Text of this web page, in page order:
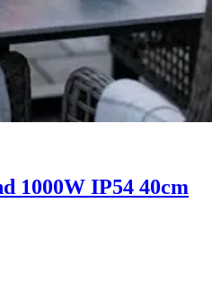
1000W IP54 40cm